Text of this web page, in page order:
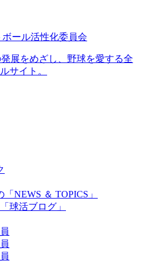
ール活性化委員会
NEWS ＆ TOPICS」
球活ブログ」